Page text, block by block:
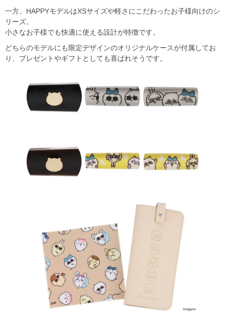
一方、HAPPYモデルはXSサイズや軽さにこだわったお子様向けのシ
リーズ。
小さなお子様でも快適に使える設計が特徴です。
どちらのモデルにも限定デザインのオリジナルケースが付属してお
り、プレゼントやギフトとしても喜ばれそうです。